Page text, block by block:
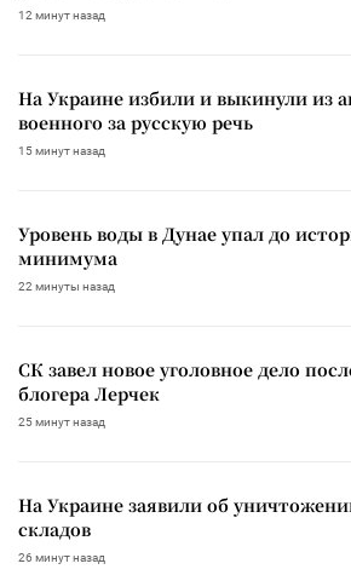
12 минут назад
На Украине избили и выкинули из
военного за русскую речь
15 минут назад
Уровень воды в Дунае упал до
минимума
22 минуты назад
СК завел новое уголовное дело
блогера Лерчек
25 минут назад
На Украине заявили об
складов
26 минут назад